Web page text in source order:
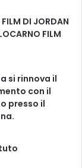
DI JORDAN
FILM
si rinnova il
con il
presso il